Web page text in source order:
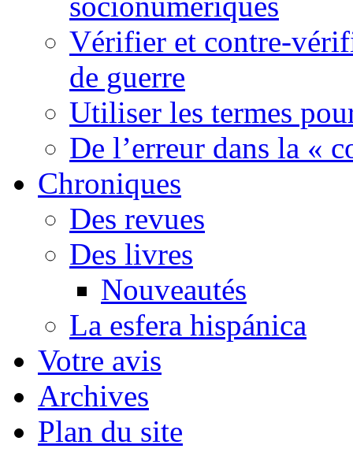
Vérifier et contre-
de guerre
Utiliser les termes
De l’erreur dans la «
Chroniques
Des revues
Des livres
Nouveautés
La esfera hispánica
Votre avis
Archives
Plan du site